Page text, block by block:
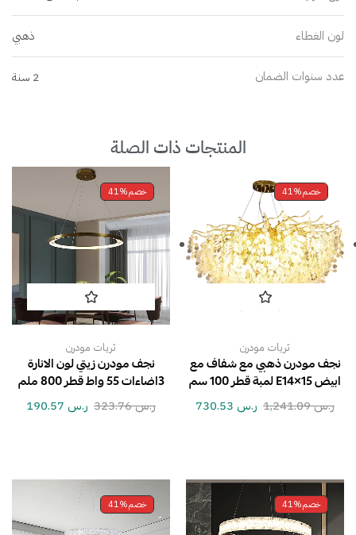
لون الغطاء ذهبي
عدد سنوات الضمان 2 سنة
المنتجات ذات الصلة
خصم41%
ثريات مودرن
نجف مودرن ذهبي مع شفاف مع
ابيض E14×15 لمبة قطر 100 سم
ر.س1,241.09 ر.س
خصم41%
ثريات مودرن
نجف مودرن زيتي لون الانارة
3اضاءات 55 واط قطر 800 ملم
ر.س323.76 ر.س
خصم41% خصم41%